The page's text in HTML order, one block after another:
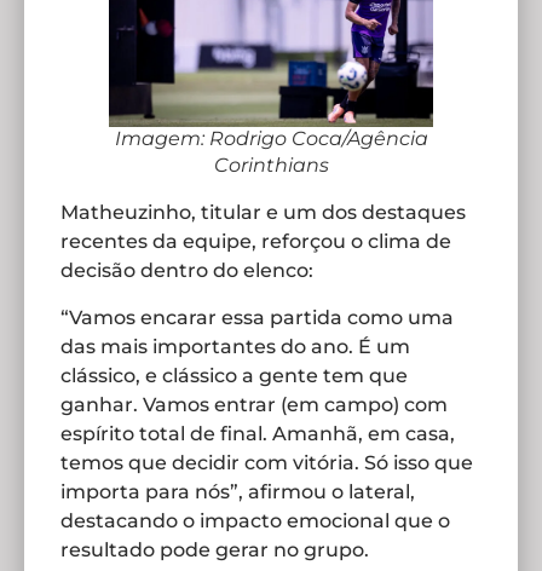
Imagem: Rodrigo Coca/Agência
Corinthians
Matheuzinho, titular e um dos destaques
recentes da equipe, reforçou o clima de
decisão dentro do elenco:
“Vamos encarar essa partida como uma
das mais importantes do ano. É um
clássico, e clássico a gente tem que
ganhar. Vamos entrar (em campo) com
espírito total de final. Amanhã, em casa,
temos que decidir com vitória. Só isso que
importa para nós”, afirmou o lateral,
destacando o impacto emocional que o
resultado pode gerar no grupo.